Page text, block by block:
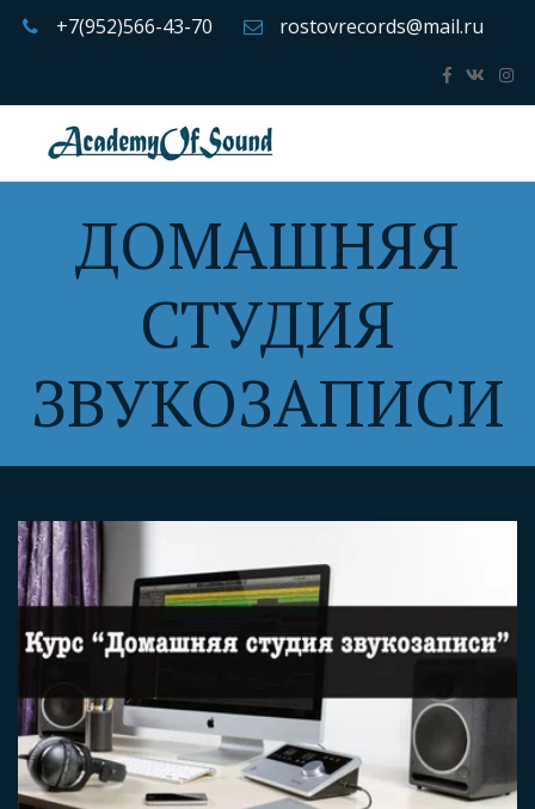
+7(952)566-43-70 rostovrecords@mail.ru
ДОМАШНЯЯ
СТУДИЯ
ЗВУКОЗАПИСИ